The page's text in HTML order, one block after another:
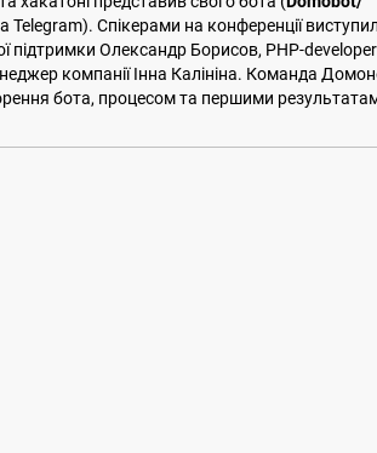
Telegram). Спікерами на конференції
підтримки Олександр Борисов, PHP-developer
компанії Інна Калініна. Команда
бота, процесом та першими